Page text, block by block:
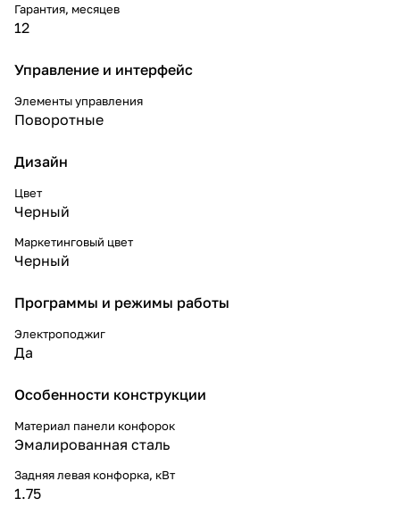
Гарантия, месяцев
12
Управление и интерфейс
Элементы управления
Поворотные
Дизайн
Цвет
Черный
Маркетинговый цвет
Черный
Программы и режимы работы
Электроподжиг
Да
Особенности конструкции
Материал панели конфорок
Эмалированная сталь
Задняя левая конфорка, кВт
1.75